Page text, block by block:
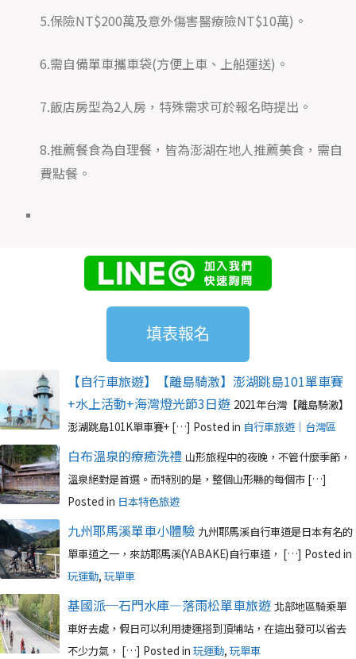
5.保險NT$200萬及意外傷害醫療險NT$10萬)。
6.需自備單車攜車袋(方便上車、上船運送)。
7.飯店房型為2人房，特殊需求可於報名時提出。
8.推薦餐食為自理餐，皆為澎湖在地人推薦美食，需自
費點餐。
填表報名
【自行車旅遊】【離島騎激】澎湖跳島101單車賽
+水上活動+海灣燈光節3日遊 2021年台灣【離島騎激】
澎湖跳島101K單車賽+ […] Posted in 自行車旅遊｜台灣區
白布溫泉的療癒洗禮 山形旅程中的夜晚，不管什麼季節，
溫泉絕對是首選。而特別的是，整個山形縣的每個市 […]
Posted in 日本特色旅遊
九州耶馬溪單車小體驗 九州耶馬溪自行車道是日本有名的
單車道之一，來訪耶馬溪(YABAKE)自行車道， […] Posted in
玩運動, 玩單車
基國派─石門水庫—落雨松單車旅遊 北部地區騎乘單
車好去處，假日可以利用捷運搭到頂埔站，在這出發可以省去
不少力氣， […] Posted in 玩運動, 玩單車